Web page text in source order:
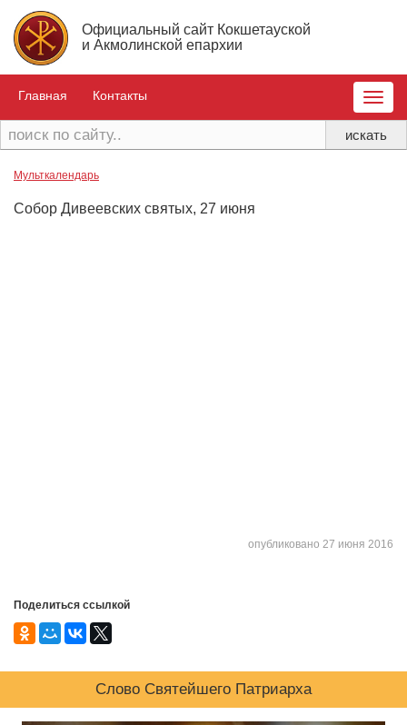
Официальный сайт Кокшетауской
и Акмолинской епархии
Главная Контакты
Toggle
Мульткалендарь
Собор Дивеевских святых, 27 июня
опубликовано 27 июня 2016
Поделиться ссылкой
Слово Святейшего Патриарха